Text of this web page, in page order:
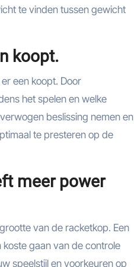
te vinden tussen gewicht
koopt.
een koopt. Door
het spelen en welke
beslissing nemen en
te presteren op de
meer power
van de racketkop. Een
gaan van de controle
speelstijl en voorkeuren op